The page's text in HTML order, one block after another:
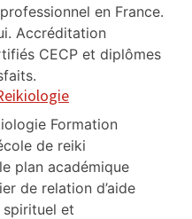
en France.
Accréditation
CECP et diplômes
Formation
de reiki
plan académique
de relation d’aide
spirituel et